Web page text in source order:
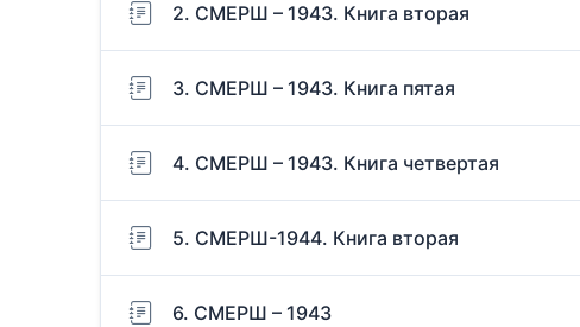
2. СМЕРШ – 1943. Книга вторая
3. СМЕРШ – 1943. Книга пятая
4. СМЕРШ – 1943. Книга четвертая
5. СМЕРШ-1944. Книга вторая
6. СМЕРШ – 1943